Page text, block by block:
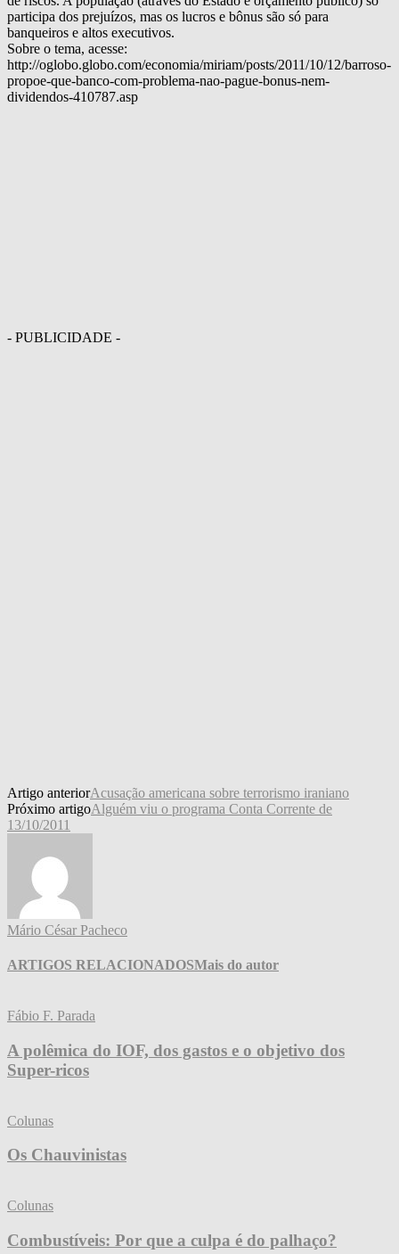
participa dos prejuízos, mas os lucros e bônus são só para
banqueiros e altos executivos.
Sobre o tema, acesse:
http://oglobo.globo.com/economia/miriam/posts/2011/10/12/barroso-
propoe-que-banco-com-problema-nao-pague-bonus-nem-
dividendos-410787.asp
- PUBLICIDADE -
Artigo anteriorAcusação americana sobre terrorismo iraniano
Próximo artigoAlguém viu o programa Conta Corrente de
13/10/2011
Mário César Pacheco
ARTIGOS RELACIONADOSMais do autor
Fábio F. Parada
A polêmica do IOF, dos gastos e o objetivo dos
Super-ricos
Colunas
Os Chauvinistas
Colunas
Combustíveis: Por que a culpa é do palhaço?